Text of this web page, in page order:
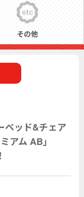
その他
ベッド&チェア
アム AB」